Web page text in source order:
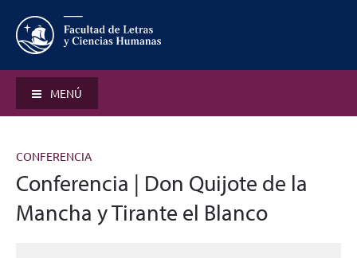
MENÚ
CONFERENCIA
Conferencia | Don Quijote de la
Mancha y Tirante el Blanco